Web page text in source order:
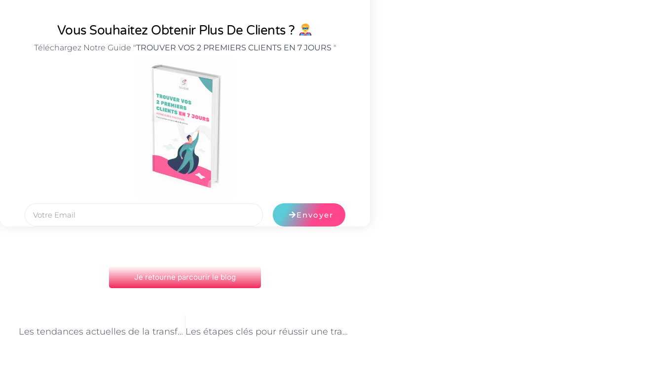
Vous Souhaitez Obtenir Plus De Clients ?
Téléchargez Notre Guide "TROUVER VOS 2 PREMIERS CLIENTS EN 7 JOURS "
Envoyer
Je retourne parcourir le blog
Les tendances actuelles de la transformation digitale : conseils d’un consultant parisien Les étapes clés pour réussir une transformation digitale à Paris : les conseils des consultants